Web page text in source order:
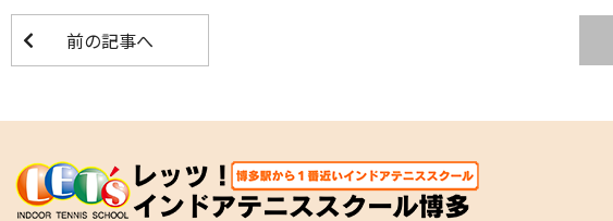
前の記事へ